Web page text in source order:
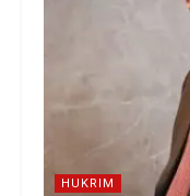
HUKRIM